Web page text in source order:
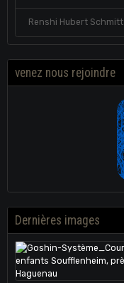
Renshi Hubert Schmitt
venez nous rejoindre
Dernières images